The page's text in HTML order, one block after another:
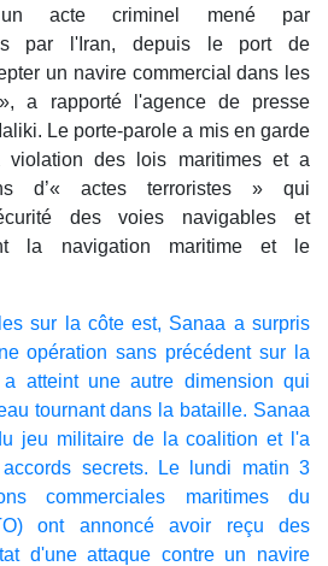
acte criminel mené par
par l'Iran, depuis le port de
un navire commercial dans les
a rapporté l'agence de presse
Le porte-parole a mis en garde
violation des lois maritimes et a
d’« actes terroristes » qui
des voies navigables et
la navigation maritime et le
sur la côte est, Sanaa a surpris
opération sans précédent sur la
atteint une autre dimension qui
tournant dans la bataille. Sanaa
jeu militaire de la coalition et l'a
secrets. Le lundi matin 3
commerciales maritimes du
ont annoncé avoir reçu des
d'une attaque contre un navire